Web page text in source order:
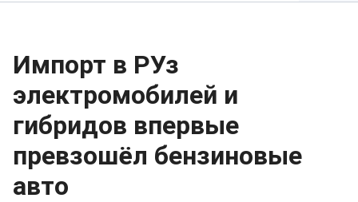
Импорт в РУз
электромобилей и
гибридов впервые
превзошёл бензиновые
авто